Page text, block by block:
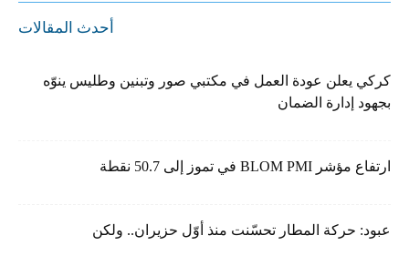
أحدث المقالات
كركي يعلن عودة العمل في مكتبي صور وتبنين وطليس ينوّه
بجهود إدارة الضمان
ارتفاع مؤشر BLOM PMI في تموز إلى 50.7 نقطة
عبود: حركة المطار تحسّنت منذ أوّل حزيران.. ولكن